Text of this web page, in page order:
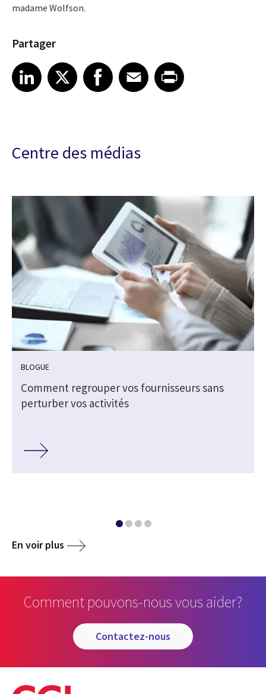
madame Wolfson.
Partager
Share article on LinkedIn
LinkedIn
Share article on XShare article on Facebook
Facebook
Share article on Email
EmailShare article on Print
Centre des médias
BLOGUE
Comment regrouper vos fournisseurs sans
perturber vos activités
En voir plus
Comment pouvons-nous vous aider?
contactez-nous